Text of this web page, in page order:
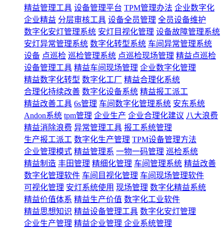
精益管理工具 设备管理平台 TPM管理办法 企业数字化
企业精益 分层审核工具 设备全员管理 全员设备维护
数字化安灯管理系统​ 安灯目视化管理 设备故障管理系统
安灯异常管理系统 数字化转型系统 车间异常管理系统
设备 点巡检 巡检管理系统 点巡检现场管理 精益点巡检
设备管理工具 精益车间现场管理 企业数字化管理
精益数字化转型 数字化工厂 精益合理化系统
合理化持续改善 数字化设备系统 精益报工派工
精益改善工具 6s管理 车间数字化管理系统 安东系统
Andon系统 tpm管理 企业生产 企业合理化建议 八大浪费
精益消除浪费 异常管理工具 报工系统管理
生产报工派工 数字化生产管理 TPM设备管理方法
企业管理模式 精益管理系 一物一码管理 巡检系统
精益制造 丰田管理 精细化管理 车间管理系统 精益改善
数字化管理软件 车间目视化管理 车间现场管理软件
可视化管理 安灯系统使用 现场管理 数字化精益系统
精益价值体系 精益生产价值 数字化工业软件
精益思想知识 精益设备管理工具 数字化安灯管理
企业生产管理 精益企业管理 企业系统管理